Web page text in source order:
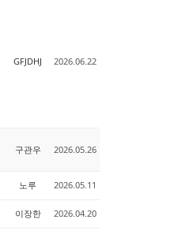
GFJDHJ 2026.06.22
구관우 2026.05.26
노루 2026.05.11
이장한 2026.04.20